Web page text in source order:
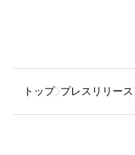
トップ プレスリリース